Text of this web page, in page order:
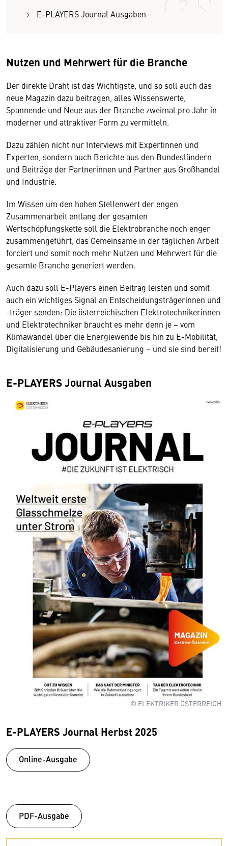
E-PLAYERS Journal Ausgaben
Nutzen und Mehrwert für die Branche
Der direkte Draht ist das Wichtigste, und so soll auch das
neue Magazin dazu beitragen, alles Wissenswerte,
Spannende und Neue aus der Branche zweimal pro Jahr in
moderner und attraktiver Form zu vermitteln.
Dazu zählen nicht nur Interviews mit Expertinnen und
Experten, sondern auch Berichte aus den Bundesländern
und Beiträge der Partnerinnen und Partner aus Großhandel
und Industrie.
Im Wissen um den hohen Stellenwert der engen
Zusammenarbeit entlang der gesamten
Wertschöpfungskette soll die Elektrobranche noch enger
zusammengeführt, das Gemeinsame in der täglichen Arbeit
forciert und somit noch mehr Nutzen und Mehrwert für die
gesamte Branche generiert werden.
Auch dazu soll E-Players einen Beitrag leisten und somit
auch ein wichtiges Signal an Entscheidungsträgerinnen und
-träger senden: Die österreichischen Elektrotechnikerinnen
und Elektrotechniker braucht es mehr denn je – vom
Klimawandel über die Energiewende bis hin zu E-Mobilität,
Digitalisierung und Gebäudesanierung – und sie sind bereit!
E-PLAYERS Journal Ausgaben
© ELEKTRIKER ÖSTERREICH
E-PLAYERS Journal Herbst 2025
Online-Ausgabe
PDF-Ausgabe